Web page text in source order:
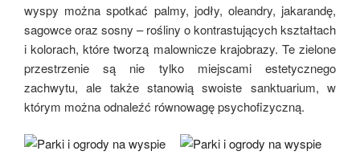
wyspy można spotkać palmy, jodły, oleandry, jakarandę,
sagowce oraz sosny – rośliny o kontrastujących kształtach
i kolorach, które tworzą malownicze krajobrazy. Te zielone
przestrzenie są nie tylko miejscami estetycznego
zachwytu, ale także stanowią swoiste sanktuarium, w
którym można odnaleźć równowagę psychofizyczną.